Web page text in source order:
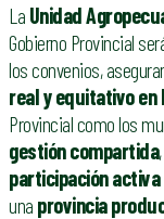
La Unidad
Gobierno Provincial
los convenios,
real y equitativo
Provincial como los
gestión compartida
participación
una provincia